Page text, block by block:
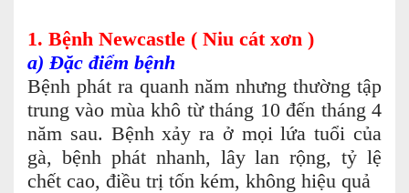
1. Bệnh Newcastle ( Niu cát xơn )
a) Đặc điểm bệnh
Bệnh phát ra quanh năm nhưng thường tập
trung vào mùa khô từ tháng 10 đến tháng 4
năm sau. Bệnh xảy ra ở mọi lứa tuổi của
gà, bệnh phát nhanh, lây lan rộng, tỷ lệ
chết cao, điều trị tốn kém, không hiệu quả